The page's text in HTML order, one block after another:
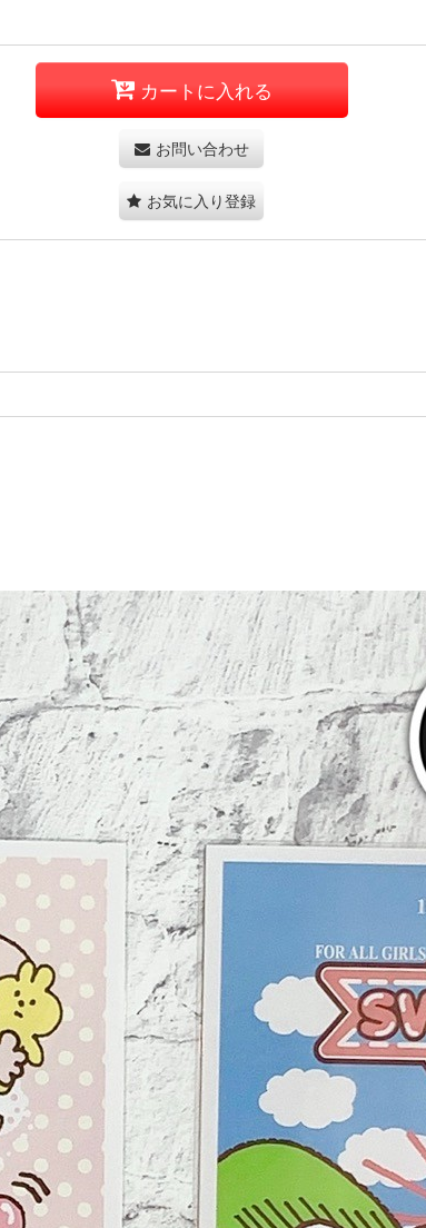
カートに入れる
お問い合わせ
お気に入り登録